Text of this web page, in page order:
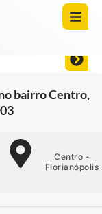
bairro Centro,
Centro -
Florianópolis